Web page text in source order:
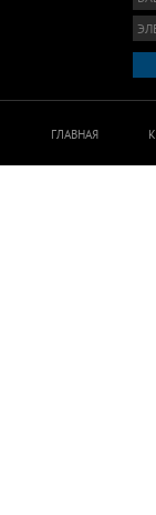
ГЛАВНАЯ